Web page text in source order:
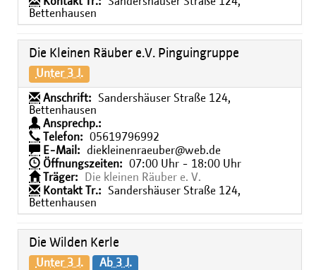
Bettenhausen
Die Kleinen Räuber e.V. Pinguingruppe
Unter 3 J.
Anschrift:
Sandershäuser Straße 124,
Bettenhausen
Ansprechp.:
Telefon:
05619796992
E-Mail:
diekleinenraeuber@web.de
Öffnungszeiten:
07:00 Uhr - 18:00 Uhr
Träger:
Die kleinen Räuber e. V.
Kontakt Tr.:
Sandershäuser Straße 124,
Bettenhausen
Die Wilden Kerle
Unter 3 J. Ab 3 J.